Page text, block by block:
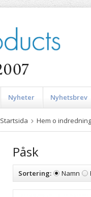
Nyheter Nyhetsbrev
Startsida Hem o indredning
Påsk
Sortering: Namn